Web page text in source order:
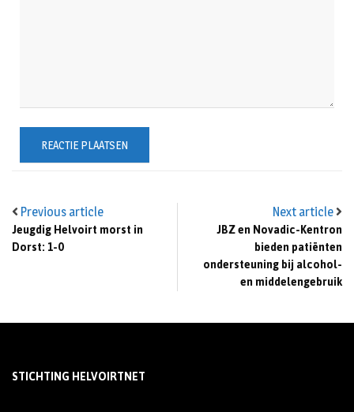
Previous article
Jeugdig Helvoirt morst in
Dorst: 1-0
Next article
JBZ en Novadic-Kentron
bieden patiënten
ondersteuning bij alcohol-
en middelengebruik
STICHTING HELVOIRTNET